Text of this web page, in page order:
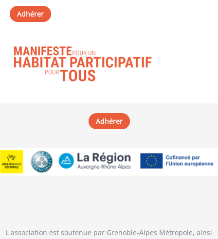
Adhérer
Adhérer
L'association est soutenue par Grenoble-Alpes Métropole, ainsi